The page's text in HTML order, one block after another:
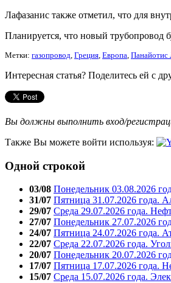
Лафазанис также отметил, что для
Планируется, что новый трубопровод
Метки: газопровод, Греция, Европа, Панайотис
Интересная статья? Поделитесь ей с
Вы должны выполнить вход/
Также Вы можете войти используя:
Одной строкой
03/08 Понедельник 03.08.2026
31/07 Пятница 31.07.2026 года.
29/07 Среда 29.07.2026 года.
27/07 Понедельник 27.07.2026
24/07 Пятница 24.07.2026 года.
22/07 Среда 22.07.2026 года.
20/07 Понедельник 20.07.2026
17/07 Пятница 17.07.2026 года.
15/07 Среда 15.07.2026 года.